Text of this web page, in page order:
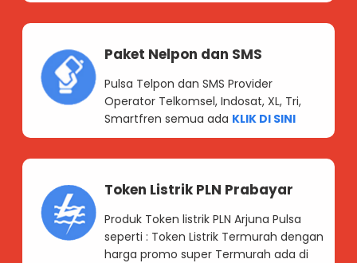
Paket Nelpon dan SMS
Pulsa Telpon dan SMS Provider
Operator Telkomsel, Indosat, XL, Tri,
Smartfren semua ada KLIK DI SINI
Token Listrik PLN Prabayar
Produk Token listrik PLN Arjuna Pulsa
seperti : Token Listrik Termurah dengan
harga promo super Termurah ada di